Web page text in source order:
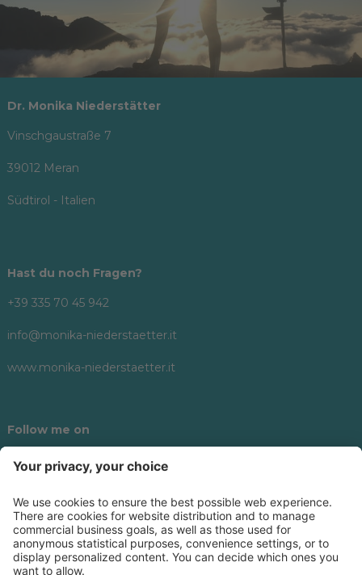
Dr. Monika Niederstätter
Vinschgaustraße 7
39012 Meran
Südtirol - Italien
Hast du noch Fragen?
+39 335 70 45 942
info@monika-niederstaetter.it
www.monika-niederstaetter.it
Follow me on
©2026 Monika Niederstätter.